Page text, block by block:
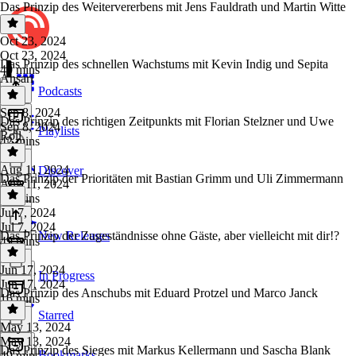
Podcasts
Playlists
Discover
New Releases
In Progress
Starred
Das Prinzip des Weitervererbens mit Jens Fauldrath und Martin Witte
Oct 23, 2024
Oct 23, 2024
40 mins
Das Prinzip des schnellen Wachstums mit Kevin Indig und Sepita
Ansari
Sep 8, 2024
Sep 8, 2024
42 mins
Das Prinzip des richtigen Zeitpunkts mit Florian Stelzner und Uwe
Roll
Aug 11, 2024
Aug 11, 2024
50 mins
Das Prinzip der Prioritäten mit Bastian Grimm und Uli Zimmermann
Jul 7, 2024
Jul 7, 2024
49 mins
Das Prinzip der Zugeständnisse ohne Gäste, aber vielleicht mit dir!?
Jun 17, 2024
Jun 17, 2024
16 mins
Das Prinzip des Anschubs mit Eduard Protzel und Marco Janck
May 13, 2024
May 13, 2024
Das Prinzip des Sieges mit Markus Kellermann und Sascha Blank